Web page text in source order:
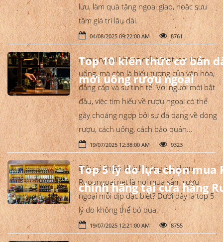
lưu, làm quà tặng ngoại giao, hoặc sưu
tầm giá trị lâu dài.
04/08/2025 09:22:00 AM 8761
Top 10 kiến thức cơ bản
mới uống rượu ngoại
Rượu ngoại không chỉ là một loại thức
uống, mà còn là biểu tượng của văn hóa,
đẳng cấp và sự tinh tế. Với người mới bắt
đầu, việc tìm hiểu về rượu ngoại có thể
gây choáng ngợp bởi sự đa dạng về dòng
rượu, cách uống, cách bảo quản...
19/07/2025 12:38:00 AM 9323
Top 5 lý do lựa chọn mua
chính hãng tại cửa hàng
Điều gì khiến khách hàng lựa chọn
Ruoungoai.net là nơi mua sắm rượu
ngoại mỗi dịp đặc biệt? Dưới đây là top 5
lý do không thể bỏ qua.
19/07/2025 12:21:00 AM 8755